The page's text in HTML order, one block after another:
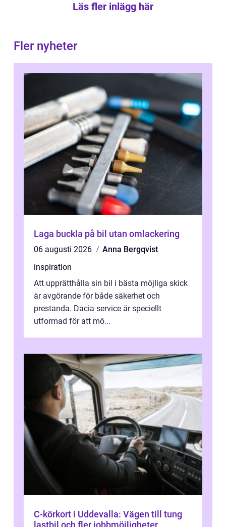
Läs fler inlägg här
Fler nyheter
Laga buckla på bil utan omlackering
06 augusti 2026
Anna Bergqvist
inspiration
Att upprätthålla sin bil i bästa möjliga skick
är avgörande för både säkerhet och
prestanda. Dacia service är speciellt
utformad för att mö...
C-körkort i Uddevalla: Vägen till tung
lastbil och fler jobbmöjligheter